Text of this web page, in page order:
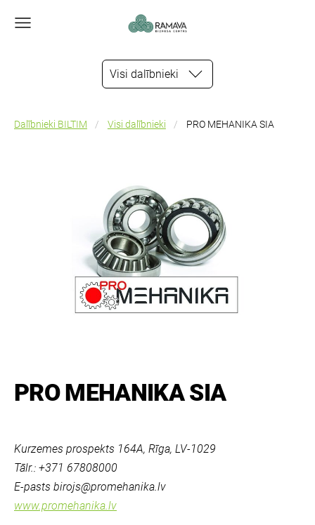
Visi dalībnieki
Dalībnieki BILTIM Visi dalībnieki PRO MEHANIKA SIA
PRO MEHANIKA SIA
Kurzemes prospekts 164A, Rīga, LV-1029
Tālr.: +371 67808000
E-pasts birojs@promehanika.lv
www.promehanika.lv